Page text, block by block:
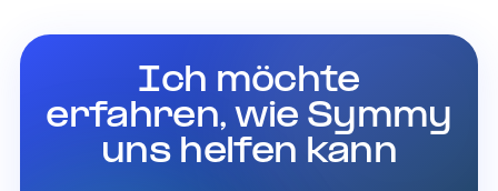
Ich möchte
erfahren, wie Symmy
uns helfen kann